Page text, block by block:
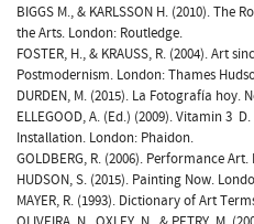
BIGGS M., & KARLSSON H. (2010). The
the Arts. London: Routledge.
FOSTER, H., & KRAUSS, R. (2004). Art
Postmodernism. London: Thames
DURDEN, M. (2015). La Fotografía hoy.
ELLEGOOD, A. (Ed.) (2009). Vitamin 3 
Installation. London: Phaidon.
GOLDBERG, R. (2006). Performance
HUDSON, S. (2015). Painting Now.
MAYER, R. (1993). Dictionary of Art